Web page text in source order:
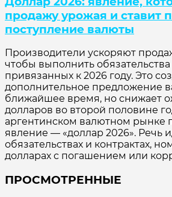
продажу урожая и ставит
поступление валюты
Производители ускоряют
чтобы выполнить обязательства
привязанных к 2026 году. Это
дополнительное предложение
ближайшее время, но снижает
долларов во второй половине
аргентинском валютном рынке
явление — «доллар 2026». Речь
обязательствах и контрактах,
долларах с погашением или
ПРОСМОТРЕННЫЕ